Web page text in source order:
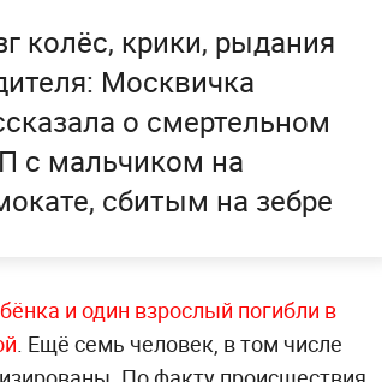
колёс, крики, рыдания
Москвичка
о смертельном
с мальчиком на
сбитым на зебре
и один взрослый погибли в
. Ещё семь человек, в том числе